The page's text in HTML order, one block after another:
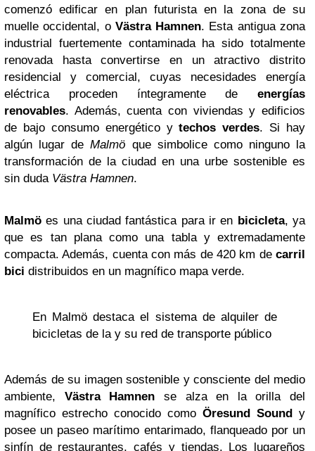
comenzó edificar en plan futurista en la zona de su
muelle occidental, o Västra Hamnen. Esta antigua zona
industrial fuertemente contaminada ha sido totalmente
renovada hasta convertirse en un atractivo distrito
residencial y comercial, cuyas necesidades energía
eléctrica proceden íntegramente de energías
renovables. Además, cuenta con viviendas y edificios
de bajo consumo energético ytechos verdes. Si hay
algún lugar deMalmö que simbolice como ninguno la
transformación de la ciudad en una urbe sostenible es
sin duda Västra Hamnen.
Malmö es una ciudad fantástica para ir en bicicleta, ya
que es tan plana como una tabla y extremadamente
compacta. Además, cuenta con más de 420 km decarril
bici distribuidos en un magnífico mapa verde.
En Malmö destaca el sistema de alquiler de
bicicletas de la y su red de transporte público
Además de su imagen sostenible y consciente del medio
ambiente, Västra Hamnen se alza en la orilla del
magnífico estrecho conocido como Öresund Sound y
posee un paseo marítimo entarimado, flanqueado por un
sinfín de restaurantes, cafés y tiendas. Los lugareños